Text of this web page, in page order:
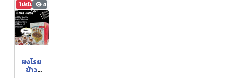
โปรโมชัน466
ผงโรย
ข้าว